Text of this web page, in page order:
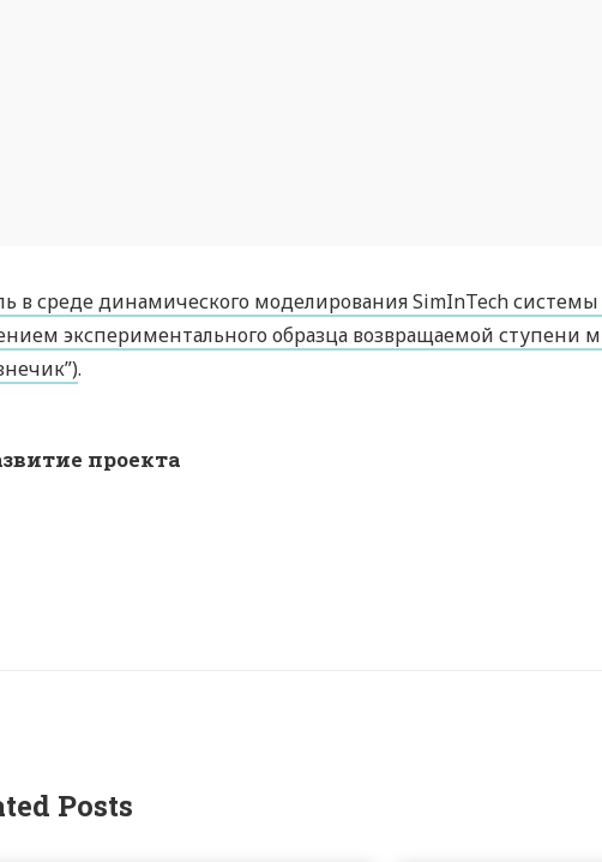
в среде динамического моделирования SimInTech
экспериментального образца возвращаемой ступени
.
проекта
Posts